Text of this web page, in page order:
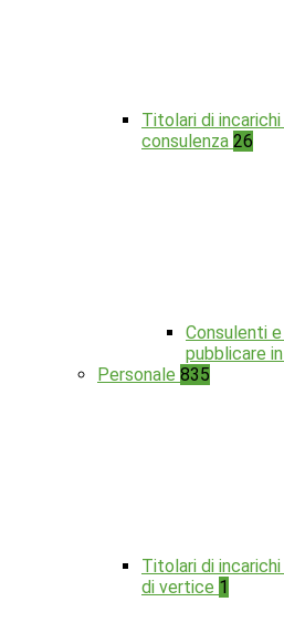
Titolari di
consulenza 26
Consulenti
pubblicare
Personale 835
Titolari di
di vertice 1